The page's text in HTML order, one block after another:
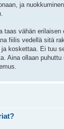
ja
taas vähän erilaisen
fiilis vedellä sitä
koskettaa. Ei tuu
Aina ollaan